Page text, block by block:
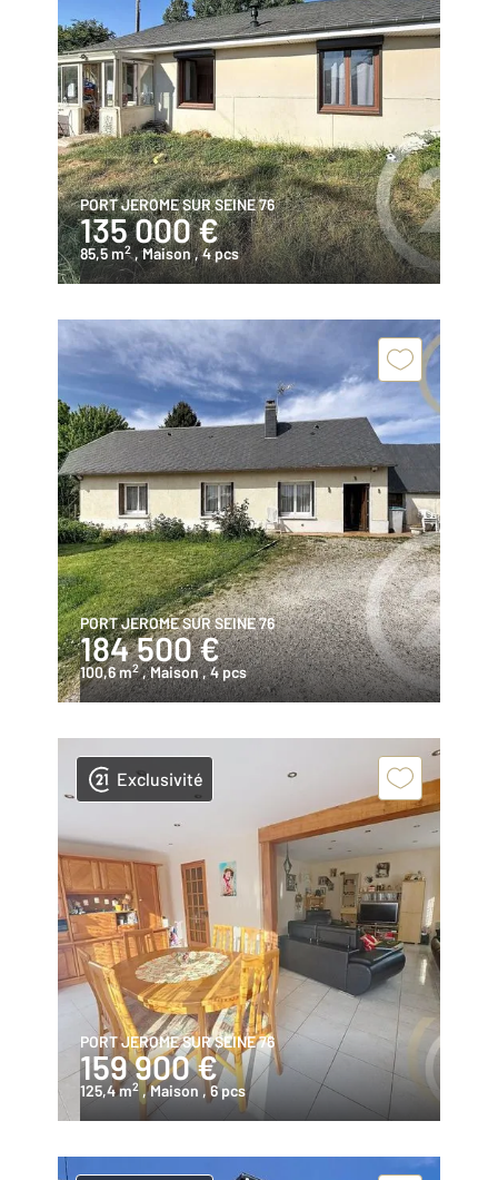
PORT JEROME SUR SEINE 76
135 000 €
85,5 m2 , Maison, 4 pcs
PORT JEROME SUR SEINE 76
184 500 €
100,6 m2 , Maison, 4 pcs
Exclusivité
PORT JEROME SUR SEINE 76
159 900 €
125,4 m2 , Maison , 6 pcs